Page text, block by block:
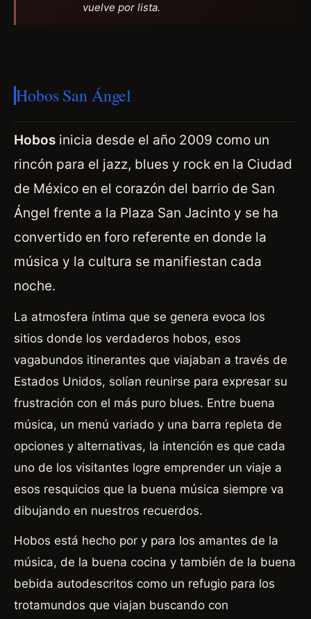
vuelve por lista.
Hobos San Ángel
Hobos inicia desde el año 2009 como un
rincón para el jazz, blues y rock en la Ciudad
de México en el corazón del barrio de San
Ángel frente a la Plaza San Jacinto y se ha
convertido en foro referente en donde la
música y la cultura se manifiestan cada
noche.
La atmosfera íntima que se genera evoca los
sitios donde los verdaderos hobos, esos
vagabundos itinerantes que viajaban a través de
Estados Unidos, solían reunirse para expresar su
frustración con el más puro blues. Entre buena
música, un menú variado y una barra repleta de
opciones y alternativas, la intención es que cada
uno de los visitantes logre emprender un viaje a
esos resquicios que la buena música siempre va
dibujando en nuestros recuerdos.
Hobos está hecho por y para los amantes de la
música, de la buena cocina y también de la buena
bebida autodescritos como un refugio para los
trotamundos que viajan buscando con